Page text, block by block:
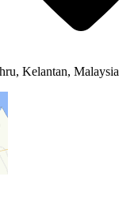
Kelantan, Malaysia